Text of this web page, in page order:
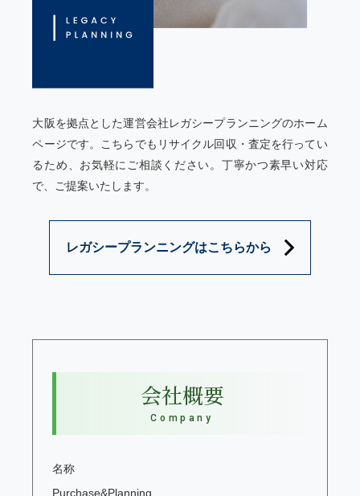
大阪を拠点とした運営会社レガシープランニングのホーム
ページです。 こちらでも リサイクル回収・査定を行ってい
るため、お気軽にご相談ください。 丁寧かつ素早い対応
で、ご提案いたします。
レガシープランニングはこちらから
会社概要
Company
名称
Purchase&Planning